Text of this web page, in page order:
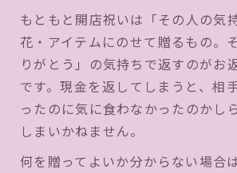
もともと開店祝いは「その人の気
花・アイテムにのせて贈るもの。
りがとう」の気持ちで返すのがお
です。現金を返してしまうと、相
ったのに気に食わなかったのかし
しまいかねません。
何を贈ってよいか分からない場合